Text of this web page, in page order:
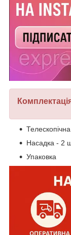
Насадка - 2
Упаковка